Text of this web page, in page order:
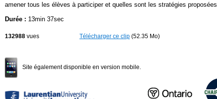
amener tous les élèves à participer et quelles sont les stratégies
Durée : 13min 37sec
132988 vues Télécharger ce clip (52.35 Mo)
Site également disponible en version mobile.